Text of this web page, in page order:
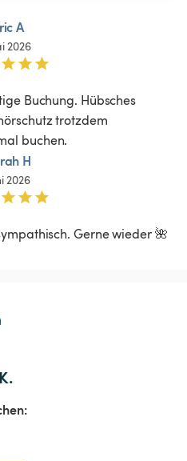
A
2026
Buchung. Hübsches
trotzdem
buchen.
H
2026
Gerne wieder 🌺